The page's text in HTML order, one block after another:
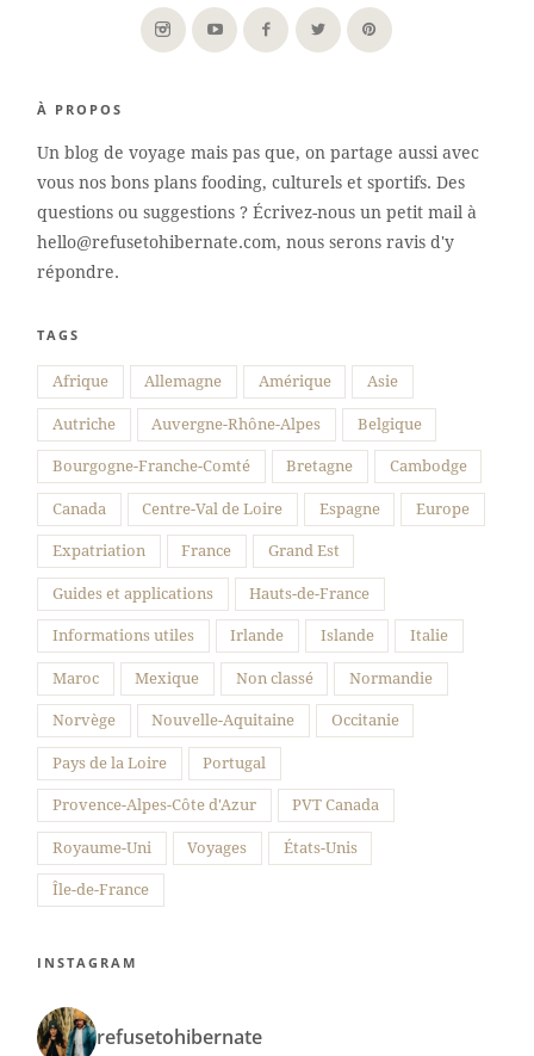
À PROPOS
Un blog de voyage mais pas que, on partage aussi avec
vous nos bons plans fooding, culturels et sportifs. Des
questions ou suggestions ? Écrivez-nous un petit mail à
hello@refusetohibernate.com, nous serons ravis d'y
répondre.
TAGS
Afrique Allemagne Amérique Asie
Autriche Auvergne-Rhône-Alpes Belgique
Bourgogne-Franche-Comté Bretagne Cambodge
Canada Centre-Val de Loire Espagne Europe
Expatriation France Grand Est
Guides et applications Hauts-de-France
Informations utiles Irlande Islande Italie
Maroc Mexique Non classé Normandie
Norvège Nouvelle-Aquitaine Occitanie
Pays de la Loire Portugal
Provence-Alpes-Côte d'Azur PVT Canada
Royaume-Uni Voyages États-Unis
Île-de-France
INSTAGRAM
refusetohibernate